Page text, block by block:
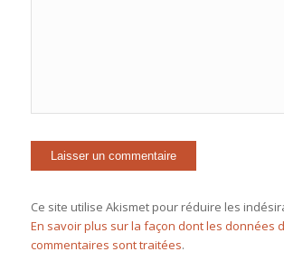
Ce site utilise Akismet pour réduire les
En savoir plus sur la façon dont les données
commentaires sont traitées.